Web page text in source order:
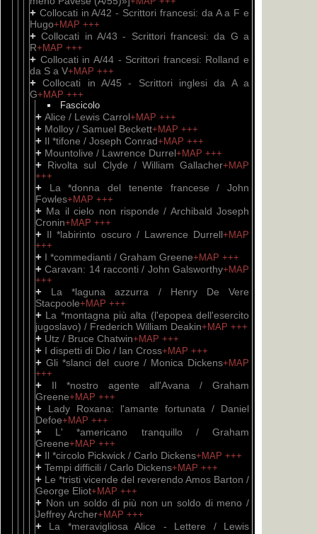
+ Collocati in A/42 - Scrittori francesi: da A a F e
Hugo+MAP +++
+Collocati in A/43 - Scrittori francesi: da G a
R+MAP +++
+ Collocati in A/44 - Scrittori francesi: Rolland e
da S a V+MAP +++
+Collocati in A/45 - Scrittori inglesi da A a
G+MAP +++
Fascicolo
+ Alice / Lewis Carrol+MAP +++
+ Molloy / Samuel Beckett+MAP +++
+ Il *tifone / Joseph Conrad+MAP +++
+ Mountolive / Lawrence Durrel+MAP +++
+ Rivolta sul Clyde / William Gallacher+MAP
+++
+
La *donna del tenente francese / John
Fowles+MAP +++
+ Ma il cielo non risponde / Archibald Joseph
Cronin+MAP +++
+ Il *labirinto oscuro / Lawrence Durrell+MAP
+++
+ I *commedianti / Graham Greene+MAP +++
+Caravan: 14 racconti / John Galsworthy+MAP
+++
+ La *laguna azzurra / Henry De Vere
Stacpoole+MAP +++
+ La *montagna più alta (l'epopea dell'esercito
jugoslavo) / Frederich William Deakin+MAP +++
+ Utz / Bruce Chatwin+MAP +++
+ I dispetti di Dio / Ian Cross+MAP +++
+Gli *slanci del cuore / Monica Dickens+MAP
+++
+ Il *nostro agente all'Avana / Graham
Greene+MAP +++
+ Lady Roxana: l'amante fortunata / Daniel
Defoe+MAP +++
+ L' *americano tranquillo / Graham
Greene+MAP +++
+ Il *circolo Pickwick / Carlo Dickens+MAP +++
+ Tempi difficili / Carlo Dickens+MAP +++
+ Le *tristi vicende del reverendo Amos Barton /
George Eliot+MAP +++
+ Non un soldo di più non un soldo di meno /
Jeffrey Archer+MAP +++
+ La *meravigliosa Alice - Lettere / Lewis